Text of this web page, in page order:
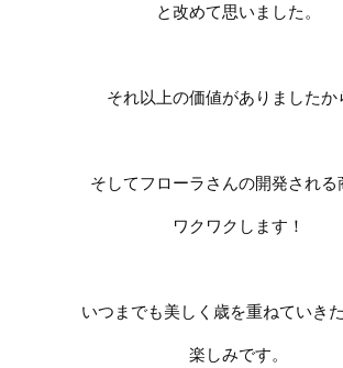
と改めて思いました。
それ以上の価値がありましたか
そしてフローラさんの開発される
ワクワクします！
いつまでも美しく歳を重ねていき
楽しみです。